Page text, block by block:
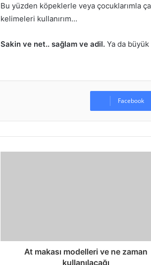
Bu yüzden köpeklerle veya çocuklarımla
kelimeleri kullanırım…
Sakin ve net.. sağlam ve adil. Ya da
Facebook
At makası modelleri ve ne zaman
kullanılacağı